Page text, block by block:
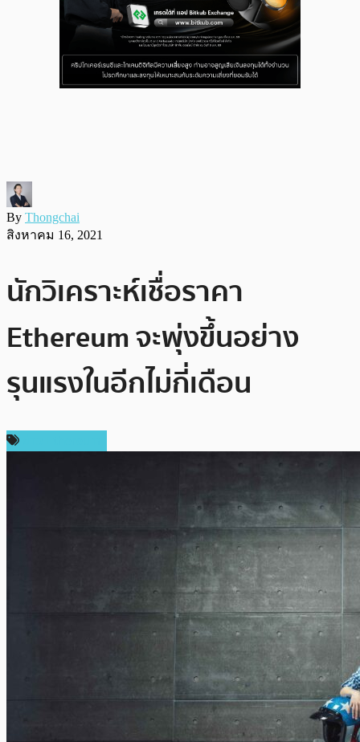
By Thongchai
สิงหาคม 16, 2021
นักวิเคราะห์เชื่อราคา
Ethereum จะพุ่งขึ้นอย่าง
รุนแรงในอีกไม่กี่เดือน